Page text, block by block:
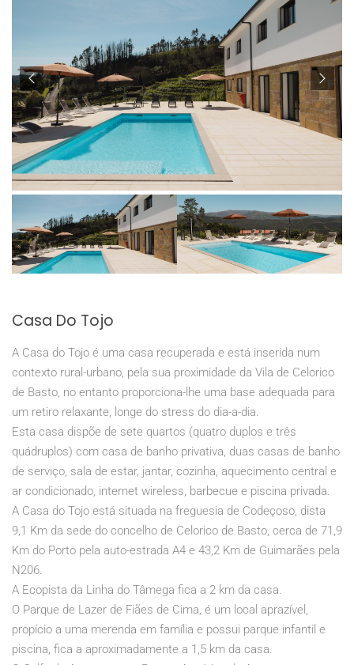
Casa Do Tojo
A Casa do Tojo é uma casa recuperada e está inserida num
contexto rural-urbano, pela sua proximidade da Vila de Celorico
de Basto, no entanto proporciona-lhe uma base adequada para
um retiro relaxante, longe do stress do dia-a-dia.
Esta casa dispõe de sete quartos (quatro duplos e três
quádruplos) com casa de banho privativa, duas casas de banho
de serviço, sala de estar, jantar, cozinha, aquecimento central e
ar condicionado, internet wireless, barbecue e piscina privada.
A Casa do Tojo está situada na freguesia de Codeçoso, dista
9,1 Km da sede do concelho de Celorico de Basto, cerca de 71,9
Km do Porto pela auto-estrada A4 e 43,2 Km de Guimarães pela
N206.
A Ecopista da Linha do Tâmega fica a 2 km da casa.
O Parque de Lazer de Fiães de Cima, é um local aprazível,
propício a uma merenda em família e possui parque infantil e
piscina, fica a aproximadamente a 1,5 km da casa.